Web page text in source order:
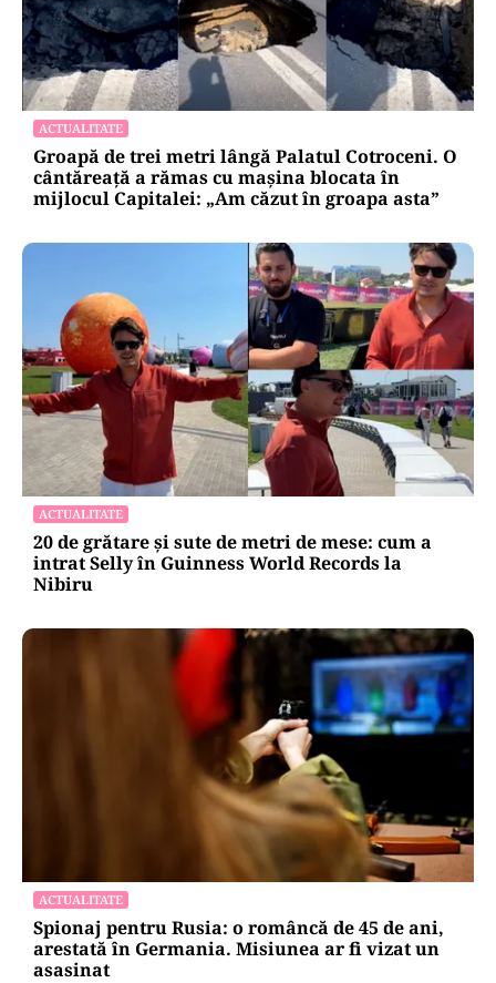
ACTUALITATE
Groapă de trei metri lângă Palatul Cotroceni. O
cântăreață a rămas cu mașina blocata în
mijlocul Capitalei: „Am căzut în groapa asta”
ACTUALITATE
20 de grătare și sute de metri de mese: cum a
intrat Selly în Guinness World Records la
Nibiru
ACTUALITATE
Spionaj pentru Rusia: o româncă de 45 de ani,
arestată în Germania. Misiunea ar fi vizat un
asasinat